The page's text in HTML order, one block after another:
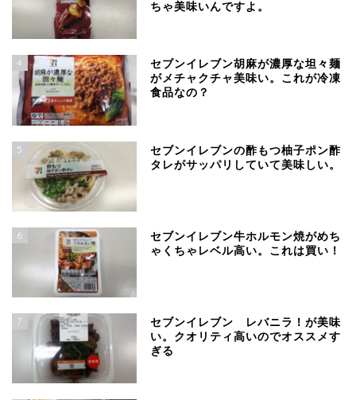
ちゃ美味いんですよ。
4
セブンイレブン胡麻が濃厚な坦々麺
がメチャクチャ美味い。これが冷凍
食品なの？
5
セブンイレブンの酢もつ柚子ポン酢
タレがサッパリしていて美味しい。
6
セブンイレブン牛ホルモン焼がめち
ゃくちゃレベル高い。これは買い！
7
セブンイレブン レバニラ！が美味
い。クオリティ高いのでオススメす
ぎる